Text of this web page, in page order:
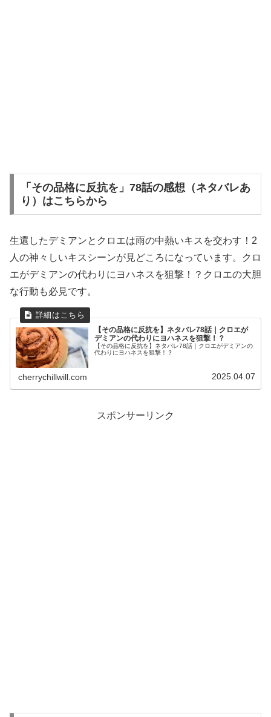
「その品格に反抗を」78話の感想（ネタバレあ
り）はこちらから
生還したデミアンとクロエは雨の中熱いキスを交わす！2
人の神々しいキスシーンが見どころになっています。クロ
エがデミアンの代わりにヨハネスを狙撃！？クロエの大胆
な行動も必見です。
【その品格に反抗を】ネタバレ78話｜クロエが
デミアンの代わりにヨハネスを狙撃！？
【その品格に反抗を】ネタバレ78話｜クロエがデミアンの
代わりにヨハネスを狙撃！？
cherrychillwill.com 2025.04.07
スポンサーリンク